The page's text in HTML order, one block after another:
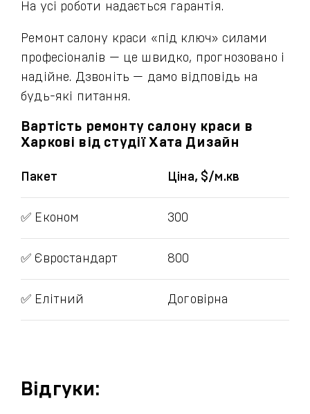
На усі роботи надається гарантія.
Ремонт салону краси «під ключ» силами
професіоналів — це швидко, прогнозовано і
надійне. Дзвоніть — дамо відповідь на
будь-які питання.
Вартість ремонту салону краси в
Харкові від студії Хата Дизайн
Пакет Ціна, $/м.кв
✅ Економ 300
✅ Євростандарт 800
✅ Елітний Договірна
Відгуки: